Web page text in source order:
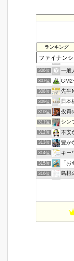
ランキング
304位 金持
305位 大学
306位 一般
307位 GM2
308位 先生
309位 日本
310位 投資
311位 シン
312位 不安
313位 豊か
314位 キー
315位 「お
316位 島根
年